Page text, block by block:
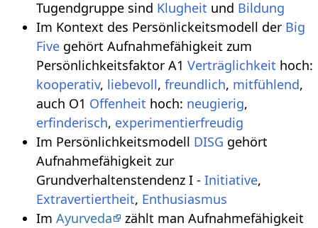
Tugendgruppe sind Klugheit und Bildung
Im Kontext des Persönlickeitsmodell der Big
Fivegehört Aufnahmefähigkeit zum
Persönlichkeitsfaktor A1 Verträglichkeit hoch:
kooperativ, liebevoll, freundlich, mitfühlend,
auch O1 Offenheit hoch: neugierig,
erfinderisch, experimentierfreudig
Im Persönlichkeitsmodell DISG gehört
Aufnahmefähigkeit zur
Grundverhaltenstendenz I - Initiative,
Extravertiertheit, Enthusiasmus
Im Ayurveda
zählt man Aufnahmefähigkeit